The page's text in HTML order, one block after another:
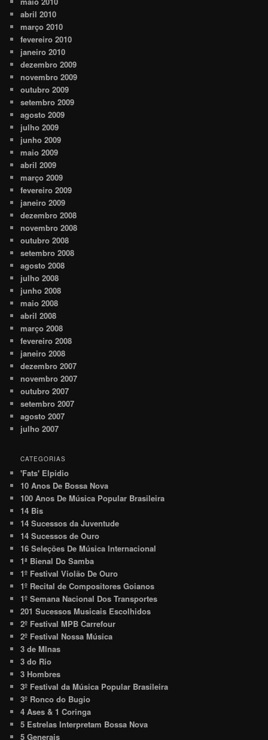
abril 2010
março 2010
fevereiro 2010
janeiro 2010
dezembro 2009
novembro 2009
outubro 2009
setembro 2009
agosto 2009
julho 2009
junho 2009
maio 2009
abril 2009
março 2009
fevereiro 2009
janeiro 2009
dezembro 2008
novembro 2008
outubro 2008
setembro 2008
agosto 2008
julho 2008
junho 2008
maio 2008
abril 2008
março 2008
fevereiro 2008
janeiro 2008
dezembro 2007
novembro 2007
outubro 2007
setembro 2007
agosto 2007
julho 2007
CATEGORIAS
'Fats' Elpidio
10 Anos De Bossa Nova
100 Anos De Música Popular Brasileira
14 Bis
14 Sucessos da Juventude
14 Sucessos de Ouro
16 Seleções De Música Internacional
1ª Bienal Do Samba
1º Festival Violão De Ouro
1º Recital de Compositores Goianos
1º Semana Nacional Dos Transportes
201 Sucessos Musicais Escolhidos
2º Festival MPB Carrefour
2º Festival Nossa Música
3 de MInas
3 do Rio
3 Hombres
3º Festival da Música Popular Brasileira
3º Ronco do Bugio
4 Ases & 1 Coringa
5 Estrelas Interpretam Bossa Nova
5 Generais